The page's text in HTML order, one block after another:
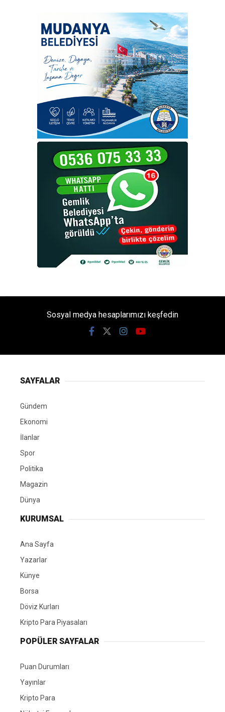
Sosyal medya hesaplarımızı keşfedin
SAYFALAR
Gündem
Ekonomi
İlanlar
Spor
Politika
Magazin
Dünya
KURUMSAL
Ana Sayfa
Yazarlar
Künye
Borsa
Döviz Kurları
Kripto Para Piyasaları
POPÜLER SAYFALAR
Puan Durumları
Yayınlar
Kripto Para